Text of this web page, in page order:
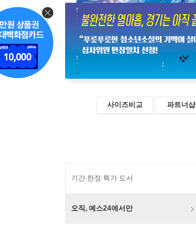
사이즈비교 파트너샵
기간 한정 특가 도서
오직, 예스24에서만